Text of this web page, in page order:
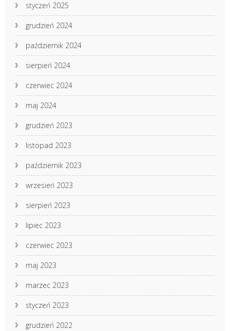
styczeń 2025
grudzień 2024
październik 2024
sierpień 2024
czerwiec 2024
maj 2024
grudzień 2023
listopad 2023
październik 2023
wrzesień 2023
sierpień 2023
lipiec 2023
czerwiec 2023
maj 2023
marzec 2023
styczeń 2023
grudzień 2022